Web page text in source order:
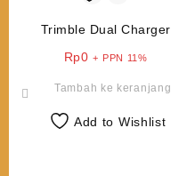
Trimble Dual Charger
Rp0 + PPN 11%
Tambah ke keranjang
Add to Wishlist